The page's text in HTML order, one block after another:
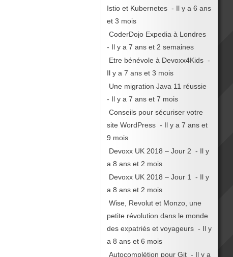
Istio et Kubernetes - Il y a 6 ans
et 3 mois
CoderDojo Expedia à Londres
- Il y a 7 ans et 2 semaines
Etre bénévole à Devoxx4Kids -
Il y a 7 ans et 3 mois
Une migration Java 11 réussie
- Il y a 7 ans et 7 mois
Conseils pour sécuriser votre
site WordPress - Il y a 7 ans et
9 mois
Devoxx UK 2018 – Jour 2 - Il y
a 8 ans et 2 mois
Devoxx UK 2018 – Jour 1
- Il y
a 8 ans et 2 mois
Wise, Revolut et Monzo, une
petite révolution dans le monde
des expatriés et voyageurs - Il y
a 8 ans et 6 mois
Autocomplétion pour Git - Il y a